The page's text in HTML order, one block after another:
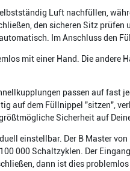
Luft nachfüllen,
den sicheren Sitz prüfen
Im Anschluss den
mit einer Hand. Die andere
passen auf fast
auf dem Füllnippel "sitzen",
Sicherheit auf
einstellbar. Der B Master
000 Schaltzyklen. Der
dann ist dies